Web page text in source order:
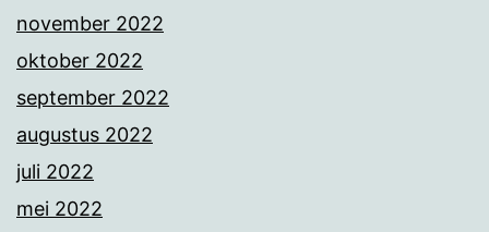
november 2022
oktober 2022
september 2022
augustus 2022
juli 2022
mei 2022